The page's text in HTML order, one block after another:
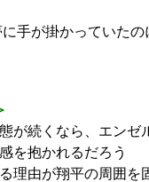
手が掛かっていたの
が続くなら、エンゼ
を抱かれるだろう
理由が翔平の周囲を